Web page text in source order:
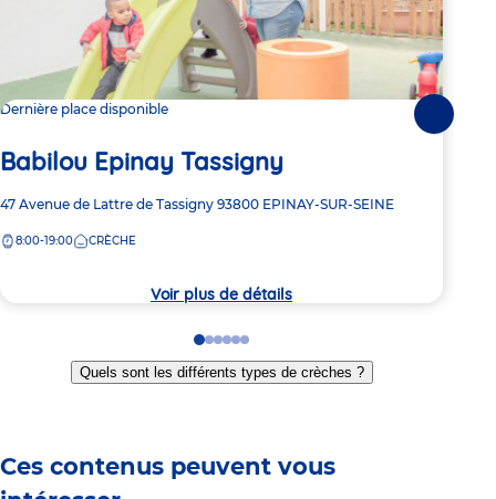
Dernière place disponible
Babilou Epinay Tassigny
Adresse
la
47 Avenue de Lattre de Tassigny 93800 EPINAY-SUR-SEINE
8:00-19:00 CRÈCHE
Voir plus de détails
Go
to
slide
Go
to
slide
Go
to
slide
Go
to
slide
Go
to
slide
Go
to
slide
Quels sont les différents types de crèches ?
Ces contenus peuvent vous